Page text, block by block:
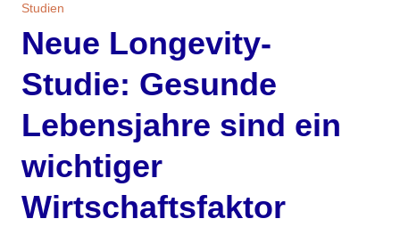
Marketing
Personen
Magazin
Über uns
Werben
Studien
Neue Longevity-
Studie: Gesunde
Lebensjahre sind ein
wichtiger
Wirtschaftsfaktor